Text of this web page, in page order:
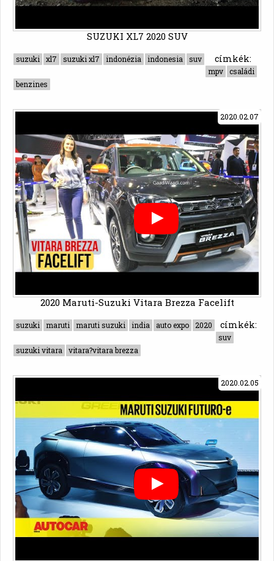
SUZUKI XL7 2020 SUV
címkék:
suzuki xl7 suzuki xl7 indonézia indonesia
suv
mpv
családi
benzines
2020 Maruti-Suzuki Vitara Brezza Facelift
címkék:
suzuki maruti maruti suzuki india auto expo
2020
suv
suzuki vitara
vitara?vitara brezza
2020.02.07
2020.02.05